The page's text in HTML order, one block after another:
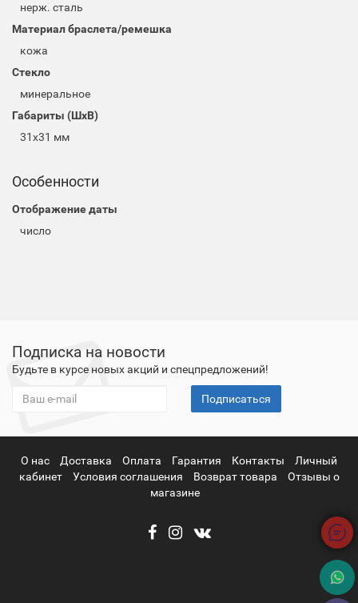
нерж. сталь
Материал браслета/ремешка
кожа
Стекло
минеральное
Габариты (ШхВ)
31x31 мм
Особенности
Отображение даты
число
Подписка на новости
Будьте в курсе новых акций и спецпредложений!
Подписаться
О нас Доставка Оплата Гарантия Контакты
Личный
кабинет
Условия соглашения Возврат товара
Отзывы о
магазине